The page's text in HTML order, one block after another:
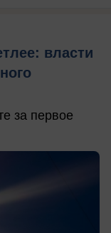
власти
за первое